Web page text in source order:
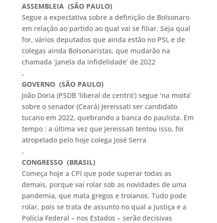
ASSEMBLEIA (SÃO PAULO)
Segue a expectativa sobre a definição de Bolsonaro
em relação ao partido ao qual vai se filiar. Seja qual
for, vários deputados que ainda estão no PSL e de
colegas ainda Bolsonaristas, que mudarão na
chamada ‘janela da infidelidade’ de 2022
.
GOVERNO (SÃO PAULO)
João Doria (PSDB ‘liberal de centro’) segue ‘na moita’
sobre o senador (Ceará) Jereissati ser candidato
tucano em 2022, quebrando a banca do paulista. Em
tempo : a última vez que Jereissati tentou isso, foi
atropelado pelo hoje colega José Serra
.
CONGRESSO (BRASIL)
Começa hoje a CPI que pode superar todas as
demais, porque vai rolar sob as novidades de uma
pandemia, que mata gregos e troianos. Tudo pode
rolar, pois se trata de assunto no qual a Justiça e a
Polícia Federal – nos Estados – serão decisivas